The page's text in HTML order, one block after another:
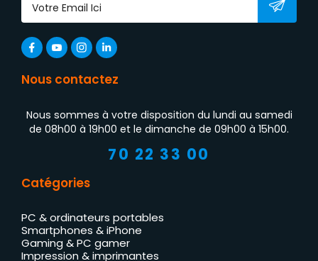
Nous contactez
Nous sommes à votre disposition du lundi au samedi
de 08h00 à 19h00 et le dimanche de 09h00 à 15h00.
70 22 33 00
Catégories
PC & ordinateurs portables
Smartphones & iPhone
Gaming & PC gamer
Impression & imprimantes